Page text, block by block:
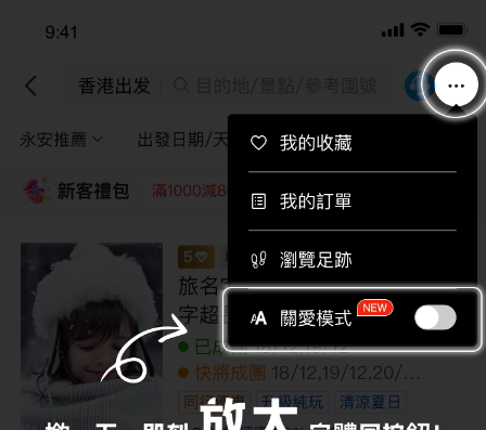
下載
永安推薦 出發日期/天數 途徑景點
新客禮包 每位即減220 每位即減160 每位即減120
LUUIB17EL
【巴西嘉年華冠軍賽巡遊2027】南美洲三
國 17天狂野之旅 里約熱內盧、巴西嘉年華
冠軍賽巡遊、伊瓜蘇大瀑布、馬古高森
林、利瑪、印加古都「庫斯科」、馬丘比
丘古城、納斯卡神秘線條、保加區【全包
價】
已成團 02/02
全包價
無購物
HKD 189,999 HKD 159,999
限額優惠
已減